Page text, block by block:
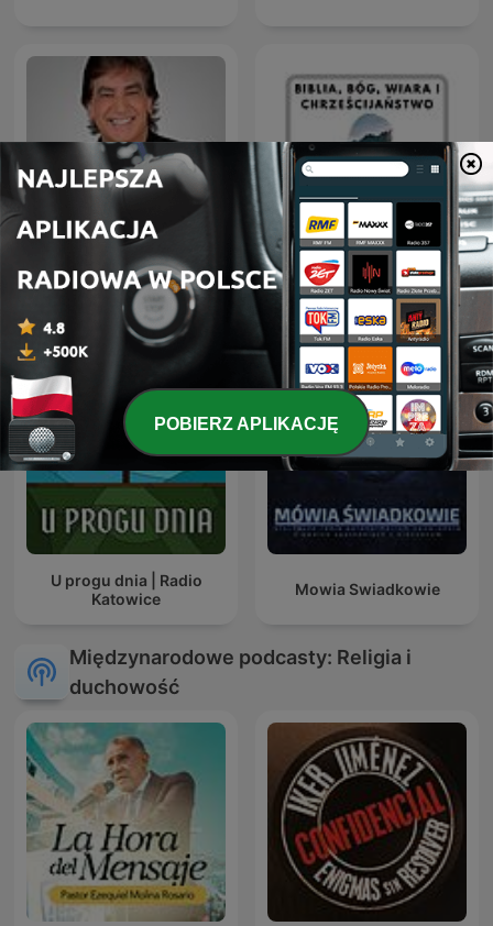
Dante Gebel Live
Biblia, Bóg, Wiara i
Chrześcijaństwo
U progu dnia | Radio
Katowice
Mowia Swiadkowie
Międzynarodowe podcasty: Religia i
duchowość
POBIERZ APLIKACJĘ